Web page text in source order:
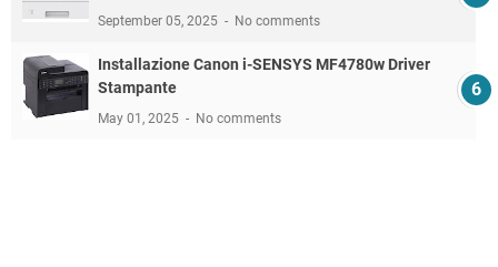
September 05, 2025 No comments
Installazione Canon i-SENSYS MF4780w Driver
Stampante
May 01, 2025 No comments